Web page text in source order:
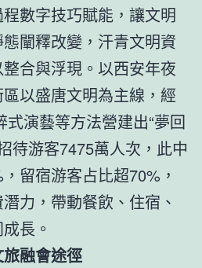
數字技巧賦能，讓文明
闡釋改變，汗青文明資
合與浮現。以西安年夜
以盛唐文明為主線，經
演藝等方法營建出“夢回
待游客7475萬人次，此中
留宿游客占比超70%，
力，帶動餐飲、住宿、
長。
融會途徑